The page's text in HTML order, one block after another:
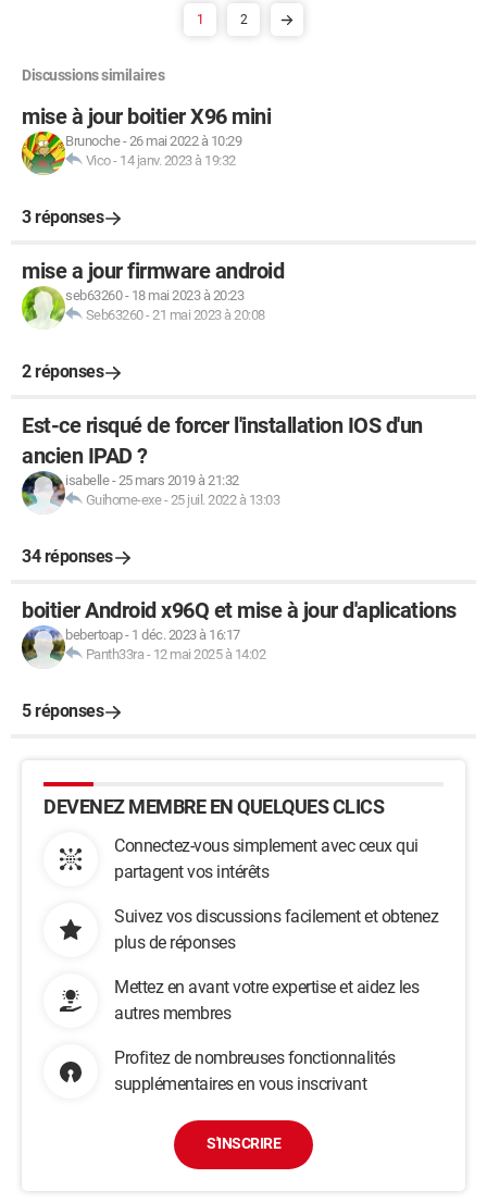
1 2
Discussions similaires
mise à jour boitier X96 mini
Brunoche-26 mai 2022 à 10:29
Vico- 14 janv. 2023 à 19:32
3 réponses
mise a jour firmware android
seb63260- 18 mai 2023 à 20:23
Seb63260-21 mai 2023 à 20:08
2 réponses
Est-ce risqué de forcer l'installation IOS d'un
ancien IPAD ?
isabelle-25 mars 2019 à 21:32
Guihome-exe-25 juil. 2022 à 13:03
34 réponses
boitier Android x96Q et mise à jour d'aplications
bebertoap- 1 déc. 2023 à 16:17
Panth33ra - 12 mai 2025 à 14:02
5 réponses
DEVENEZ MEMBRE EN QUELQUES CLICS
Connectez-vous simplement avec ceux qui
partagent vos intérêts
Suivez vos discussions facilement et obtenez
plus de réponses
Mettez en avant votre expertise et aidez les
autres membres
Profitez de nombreuses fonctionnalités
supplémentaires en vous inscrivant
S'INSCRIRE